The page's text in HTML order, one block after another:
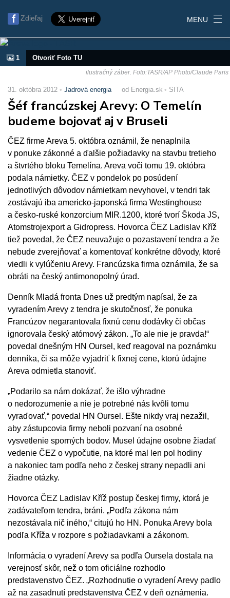
Zdieľaj MENU
1 Otvoriť Foto TU
ilustračný záber. Foto:TASR/AP Photo/Claude Paris
31. októbra 2012 Jadrová energia od Energia.sk SITA
Šéf francúzskej Arevy: O Temelín
budeme bojovať aj v Bruseli
ČEZ firme Areva 5. októbra oznámil, že nenaplnila
v ponuke zákonné a ďalšie požiadavky na stavbu tretieho
a štvrtého bloku Temelína. Areva voči tomu 19. októbra
podala námietky. ČEZ v pondelok po posúdení
jednotlivých dôvodov námietkam nevyhovel, v tendri tak
zostávajú iba americko-japonská firma Westinghouse
a česko-ruské konzorcium MIR.1200, ktoré tvorí Škoda JS,
Atomstrojexport a Gidropress. Hovorca ČEZ Ladislav Kříž
tiež povedal, že ČEZ neuvažuje o pozastavení tendra a že
nebude zverejňovať a komentovať konkrétne dôvody, ktoré
viedli k vylúčeniu Arevy. Francúzska firma oznámila, že sa
obráti na český antimonopolný úrad.
Denník Mladá fronta Dnes už predtým napísal, že za
vyradením Arevy z tendra je skutočnosť, že ponuka
Francúzov negarantovala fixnú cenu dodávky či občas
ignorovala český atómový zákon. „To ale nie je pravda!“
povedal dnešným HN Oursel, keď reagoval na poznámku
denníka, či sa môže vyjadriť k fixnej cene, ktorú údajne
Areva odmietla stanoviť.
„Podarilo sa nám dokázať, že išlo výhradne
o nedorozumenie a nie je potrebné nás kvôli tomu
vyraďovať,“ povedal HN Oursel. Ešte nikdy vraj nezažil,
aby zástupcovia firmy neboli pozvaní na osobné
vysvetlenie sporných bodov. Musel údajne osobne žiadať
vedenie ČEZ o vypočutie, na ktoré mal len pol hodiny
a nakoniec tam podľa neho z českej strany nepadli ani
žiadne otázky.
Hovorca ČEZ Ladislav Kříž postup českej firmy, ktorá je
zadávateľom tendra, bráni. „Podľa zákona nám
nezostávala nič iného,“ citujú ho HN. Ponuka Arevy bola
podľa Kříža v rozpore s požiadavkami a zákonom.
Informácia o vyradení Arevy sa podľa Oursela dostala na
verejnosť skôr, než o tom oficiálne rozhodlo
predstavenstvo ČEZ. „Rozhodnutie o vyradení Arevy padlo
až na zasadnutí predstavenstva ČEZ v deň oznámenia.